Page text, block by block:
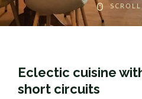
Eclectic cuisine
short circuits